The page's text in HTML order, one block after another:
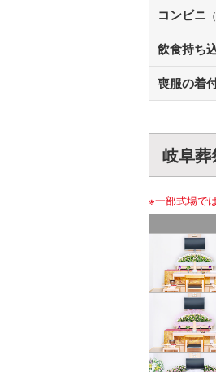
コンビニ
飲食持ち
喪服の着
岐阜
※一部式場で